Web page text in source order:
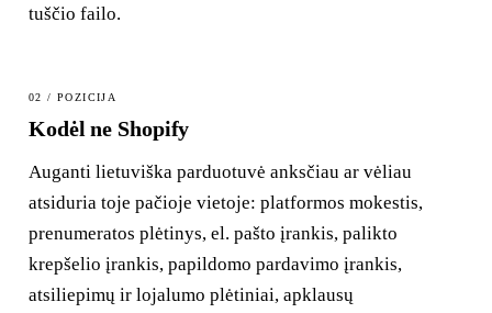
tuščio failo.
02 / POZICIJA
Kodėl ne Shopify
Auganti lietuviška parduotuvė anksčiau ar vėliau
atsiduria toje pačioje vietoje: platformos mokestis,
prenumeratos plėtinys, el. pašto įrankis, palikto
krepšelio įrankis, papildomo pardavimo įrankis,
atsiliepimų ir lojalumo plėtiniai, apklausų